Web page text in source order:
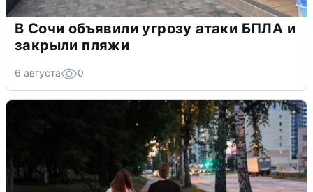
В Сочи объявили угрозу атаки БПЛА и
закрыли пляжи
6 августа 0